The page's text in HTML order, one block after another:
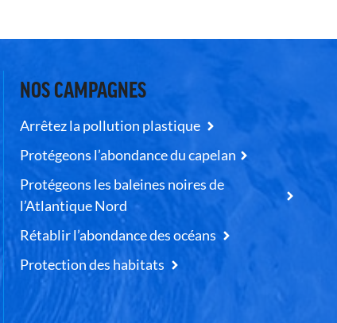
NOS CAMPAGNES
Arrêtez la pollution plastique
Protégeons l’abondance du capelan
Protégeons les baleines noires de
l’Atlantique Nord
Rétablir l’abondance des océans
Protection des habitats